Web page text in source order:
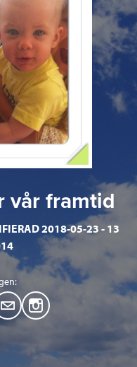
vår framtid
2018-05-23
13
M